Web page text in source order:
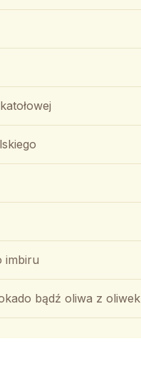
imbiru
bądź oliwa z oliwek